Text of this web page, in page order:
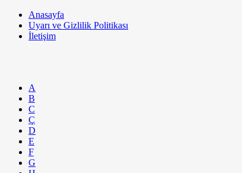
Anasayfa
Uyarı ve Gizlilik Politikası
İletişim
A
B
C
Ç
D
E
F
G